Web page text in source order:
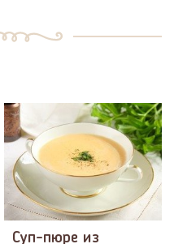
Суп-пюре из